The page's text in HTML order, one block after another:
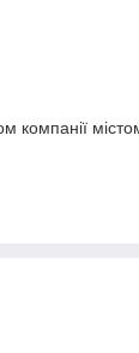
компанії